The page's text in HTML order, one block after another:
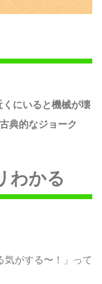
くにいると機械が壊
典的なジョーク
わかる
気がする〜！」って